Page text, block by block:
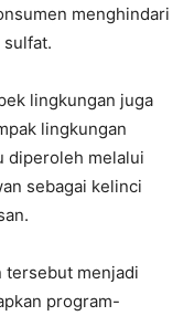
menghindari
lingkungan juga
lingkungan
diperoleh melalui
sebagai kelinci
tersebut menjadi
program-